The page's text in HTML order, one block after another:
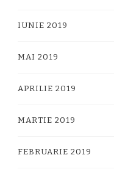
IUNIE 2019
MAI 2019
APRILIE 2019
MARTIE 2019
FEBRUARIE 2019